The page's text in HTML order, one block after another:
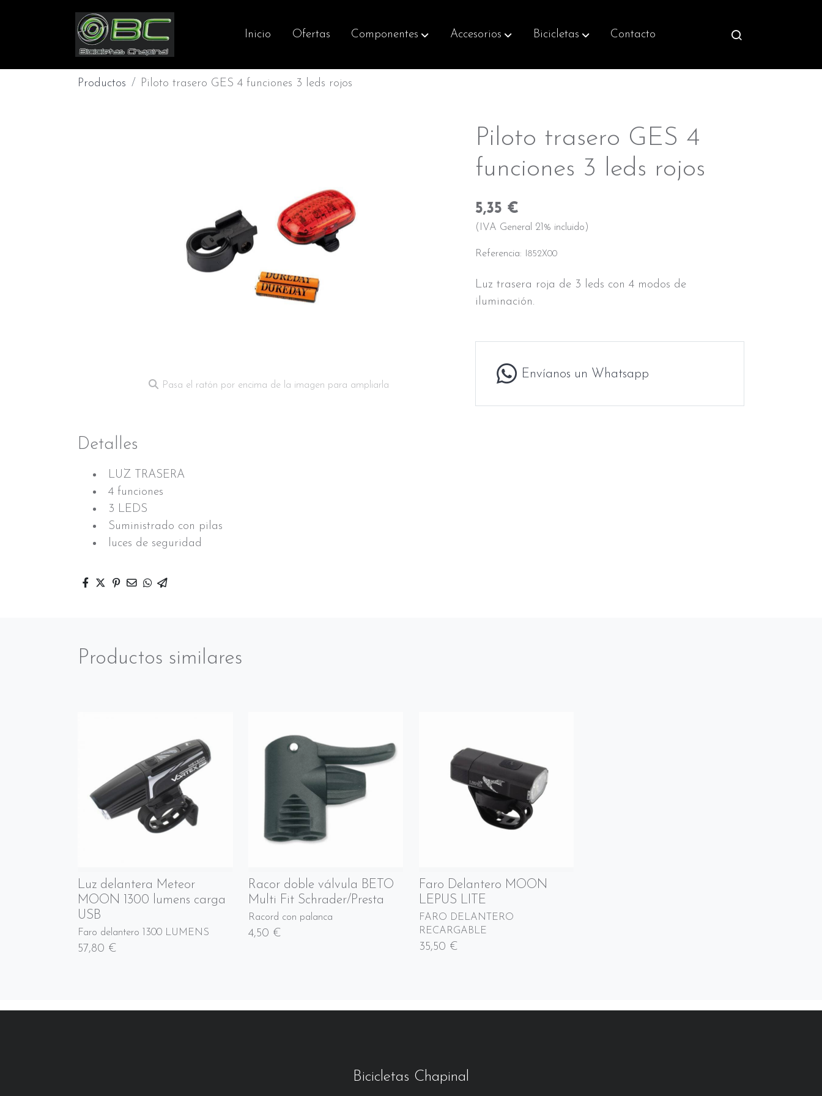
Inicio Ofertas Componentes Accesorios Bicicletas Contacto
Productos Piloto trasero GES 4 funciones 3 leds rojos
Pasa el ratón por encima de la imagen para ampliarla
Detalles
LUZ TRASERA
4 funciones
3 LEDS
Suministrado con pilas
luces de seguridad
Piloto trasero GES 4
funciones 3 leds rojos
5,35 €
(IVA General 21% incluido)
Referencia: I852X00
Luz trasera roja de 3 leds con 4 modos de
iluminación.
Envíanos un Whatsapp
Productos similares
Luz delantera Meteor
MOON 1300 lumens carga
USB
Faro delantero 1300 LUMENS
57,80 €
Racor doble válvula BETO
Multi Fit Schrader/Presta
Racord con palanca
4,50 €
Faro Delantero MOON
LEPUS LITE
FARO DELANTERO
RECARGABLE
35,50 €
Bicicletas Chapinal